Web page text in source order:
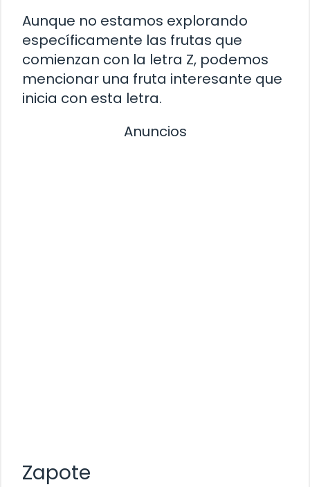
Aunque no estamos explorando
específicamente las frutas que
comienzan con la letra Z, podemos
mencionar una fruta interesante que
inicia con esta letra.
Anuncios
Zapote